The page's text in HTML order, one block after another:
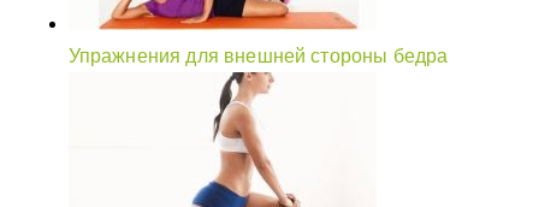
Упражнения для внешней стороны бедра